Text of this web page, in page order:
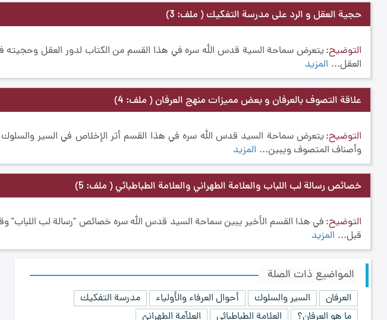
حجية العقل و الرد على مدرسة التفكيك( ملف: 3)
التوضيح يتعرض سماحة السية قدس الله سره في هذا القسم من الكتاب لدور العقل
العقل... المزيد
علاقة التصوف بالعرفان و بعض مميزات منهج العرفان( ملف: 4)
التوضيح يتعرض سماحة السيد قدس الله سره في هذا القسم أثر الإخلاص في السير
وأصناف المتصوف ويبين... المزيد
خصائص رسالة لب اللباب والعلامة الطهراني والعلامة الطباطبائي( ملف: 5)
التوضيح في هذا القسم الأخير يبين سماحة السيد قدس الله سره خصائص "رسالة لب اللباب"
قبل... المزيد
المواضيع ذات الصلة
العرفان السير والسلوك أحوال العرفاء والأولياء
مدرسة التفكيك
ما هو العرفان؟
العلامة الطباطبائي العلاّمة الطهرانيّ